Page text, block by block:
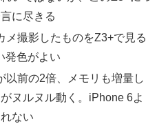
に尽きる
メ撮影したものをZ3+で見る
発色がよい
以前の2倍、メモリも増量し
ヌルヌル動く。iPhone 6よ
ない